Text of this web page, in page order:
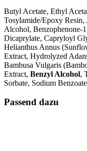
Butyl Acetate, Ethyl
Tosylamide/Epoxy
Alcohol, Benzophenone-
Dicaprylate, Capryloyl
Helianthus Annus
Extract, Hydrolyzed
Bambusa Vulgaris
Extract, Benzyl Alcohol,
Sorbate, Sodium
Passend dazu